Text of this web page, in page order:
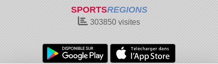
SPORTSREGIONS
303850 visites